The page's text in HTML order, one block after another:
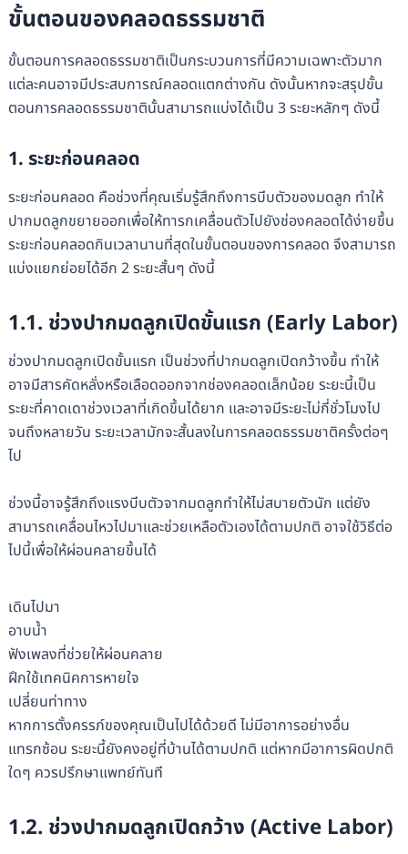
ขั้นตอนของคลอดธรรมชาติ
ขั้นตอนการคลอดธรรมชาติเป็นกระบวนการที่มีความเฉพาะตัวมาก
แต่ละคนอาจมีประสบการณ์คลอดแตกต่างกัน ดังนั้นหากจะสรุปขั้น
ตอนการคลอดธรรมชาตินั้นสามารถแบ่งได้เป็น 3 ระยะหลักๆ ดังนี้
1. ระยะก่อนคลอด
ระยะก่อนคลอด คือช่วงที่คุณเริ่มรู้สึกถึงการบีบตัวของมดลูก ทำให้
ปากมดลูกขยายออกเพื่อให้ทารกเคลื่อนตัวไปยังช่องคลอดได้ง่ายขึ้น
ระยะก่อนคลอดกินเวลานานที่สุดในขั้นตอนของการคลอด จึงสามารถ
แบ่งแยกย่อยได้อีก 2 ระยะสั้นๆ ดังนี้
1.1. ช่วงปากมดลูกเปิดขั้นแรก (Early Labor)
ช่วงปากมดลูกเปิดขั้นแรก เป็นช่วงที่ปากมดลูกเปิดกว้างขึ้น ทำให้
อาจมีสารคัดหลั่งหรือเลือดออกจากช่องคลอดเล็กน้อย ระยะนี้เป็น
ระยะที่คาดเดาช่วงเวลาที่เกิดขึ้นได้ยาก และอาจมีระยะไม่กี่ชั่วโมงไป
จนถึงหลายวัน ระยะเวลามักจะสั้นลงในการคลอดธรรมชาติครั้งต่อๆ
ไป
ช่วงนี้อาจรู้สึกถึงแรงบีบตัวจากมดลูกทำให้ไม่สบายตัวนัก แต่ยัง
สามารถเคลื่อนไหวไปมาและช่วยเหลือตัวเองได้ตามปกติ อาจใช้วิธีต่อ
ไปนี้เพื่อให้ผ่อนคลายขึ้นได้
เดินไปมา
อาบน้ำ
ฟังเพลงที่ช่วยให้ผ่อนคลาย
ฝึกใช้เทคนิคการหายใจ
เปลี่ยนท่าทาง
หากการตั้งครรภ์ของคุณเป็นไปได้ด้วยดี ไม่มีอาการอย่างอื่น
แทรกซ้อน ระยะนี้ยังคงอยู่ที่บ้านได้ตามปกติ แต่หากมีอาการผิดปกติ
ใดๆ ควรปรึกษาแพทย์ทันที
1.2. ช่วงปากมดลูกเปิดกว้าง (Active Labor)